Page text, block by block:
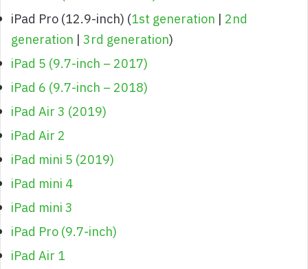
iPad Pro (12.9-inch) (1st generation | 2nd
generation | 3rd generation)
iPad 5 (9.7-inch – 2017)
iPad 6 (9.7-inch – 2018)
iPad Air 3 (2019)
iPad Air 2
iPad mini 5 (2019)
iPad mini 4
iPad mini 3
iPad Pro (9.7‑inch)
iPad Air 1